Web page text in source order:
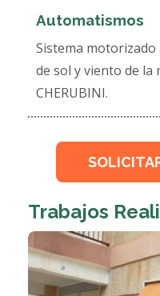
Automatismos
Sistema
de sol y viento de la
CHERUBINI.
Trabajos